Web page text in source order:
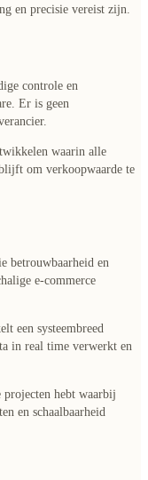
en precisie vereist zijn.
controle en
Er is geen
waarin alle
om verkoopwaarde te
betrouwbaarheid en
e-commerce
een systeembreed
in real time verwerkt en
projecten hebt waarbij
en schaalbaarheid